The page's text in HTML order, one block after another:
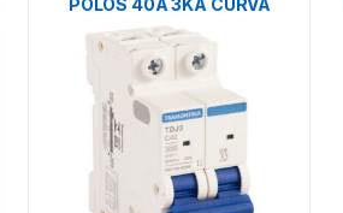
C-TRAMONTINA